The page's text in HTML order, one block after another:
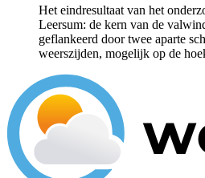
Het eindresultaat van het
Leersum: de kern van de
geflankeerd door twee aparte
weerszijden, mogelijk op de